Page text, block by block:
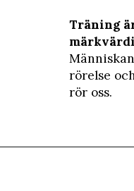
Träning
rörelse
rör oss.